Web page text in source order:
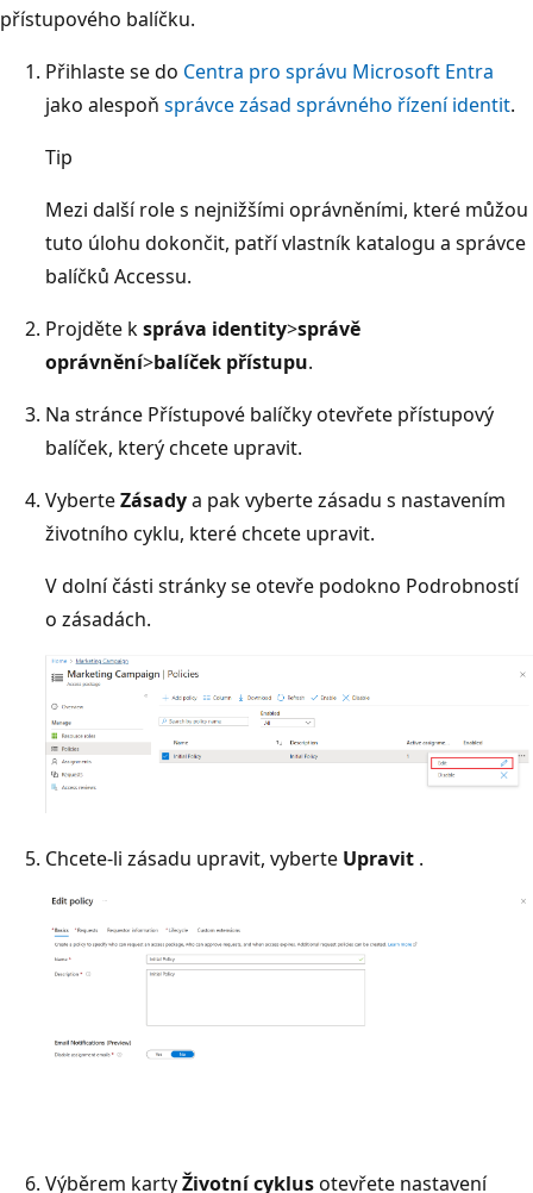
přístupového balíčku.
Přihlaste se do Centra pro správu Microsoft Entra
jako alespoň správce zásad správného řízení identit.
Tip
Mezi další role s nejnižšími oprávněními, které můžou
tuto úlohu dokončit, patří vlastník katalogu a správce
balíčků Accessu.
Projděte kspráva identity>správě
oprávnění>balíček přístupu.
Na stránce Přístupové balíčky otevřete přístupový
balíček, který chcete upravit.
VyberteZásadya pak vyberte zásadu s nastavením
životního cyklu, které chcete upravit.
V dolní části stránky se otevře podokno Podrobností
o zásadách.
Chcete-li zásadu upravit, vyberte Upravit .
Výběrem kartyŽivotní cyklusotevřete nastavení